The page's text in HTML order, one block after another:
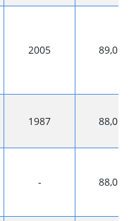
2005 89,0
1987 88,0
- 88,0